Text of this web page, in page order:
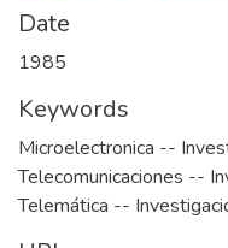
Date
1985
Keywords
Microelectronica --
Telecomunicaciones --
Telemática --